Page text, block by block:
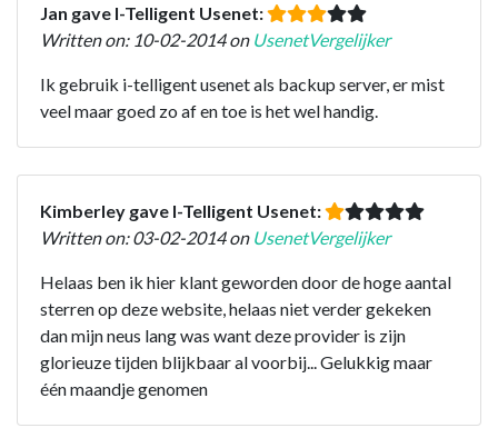
Jan gave I-Telligent Usenet:
Written on: 10-02-2014 on UsenetVergelijker
Ik gebruik i-telligent usenet als backup server, er mist
veel maar goed zo af en toe is het wel handig.
Kimberley gave I-Telligent Usenet:
Written on: 03-02-2014 on UsenetVergelijker
Helaas ben ik hier klant geworden door de hoge aantal
sterren op deze website, helaas niet verder gekeken
dan mijn neus lang was want deze provider is zijn
glorieuze tijden blijkbaar al voorbij... Gelukkig maar
één maandje genomen